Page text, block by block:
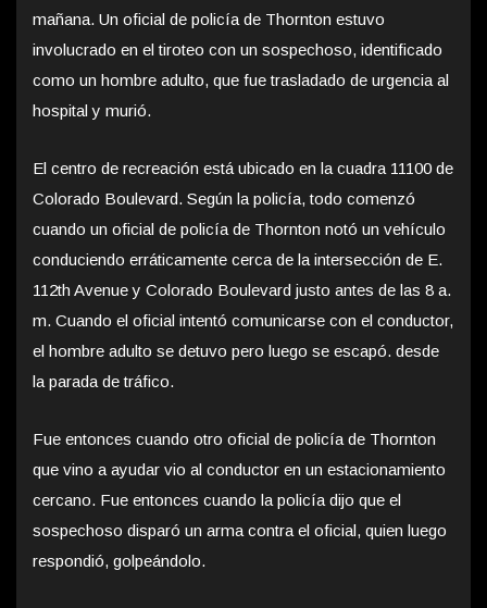
mañana. Un oficial de policía de Thornton estuvo
involucrado en el tiroteo con un sospechoso, identificado
como un hombre adulto, que fue trasladado de urgencia al
hospital y murió.
El centro de recreación está ubicado en la cuadra 11100 de
Colorado Boulevard. Según la policía, todo comenzó
cuando un oficial de policía de Thornton notó un vehículo
conduciendo erráticamente cerca de la intersección de E.
112th Avenue y Colorado Boulevard justo antes de las 8 a.
m. Cuando el oficial intentó comunicarse con el conductor,
el hombre adulto se detuvo pero luego se escapó. desde
la parada de tráfico.
Fue entonces cuando otro oficial de policía de Thornton
que vino a ayudar vio al conductor en un estacionamiento
cercano. Fue entonces cuando la policía dijo que el
sospechoso disparó un arma contra el oficial, quien luego
respondió, golpeándolo.